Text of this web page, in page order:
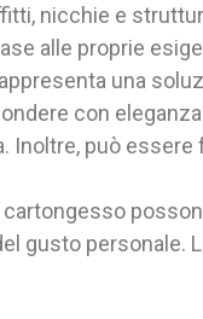
nicchie e
alle proprie
una
con
Inoltre, può
cartongesso
gusto personale.